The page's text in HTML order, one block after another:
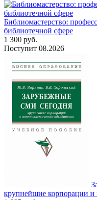
Библиомастерство:
библиотечной сфере
1 300 руб.
Поступит 08.2026
крупнейшие корпорации и